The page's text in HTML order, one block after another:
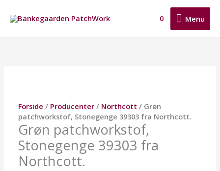
indholdet
Menu
Menu
0
Forside / Producenter / Northcott / Grøn
patchworkstof, Stonegenge 39303 fra Northcott.
Grøn patchworkstof,
Stonegenge 39303 fra
Northcott.
antal
kan
vælges
varesiden
kan
vælges
varesiden
kan
vælges
varesiden